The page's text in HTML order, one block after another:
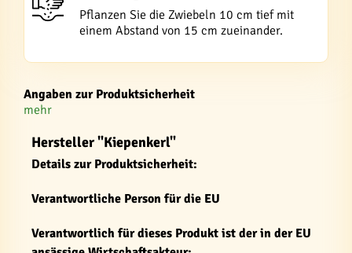
Pflanzen Sie die Zwiebeln 10 cm tief mit
einem Abstand von 15 cm zueinander.
Angaben zur Produktsicherheit
mehr
Hersteller "Kiepenkerl"
Details zur Produktsicherheit:
Verantwortliche Person für die EU
Verantwortlich für dieses Produkt ist der in der EU